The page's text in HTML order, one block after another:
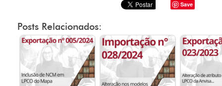
Save
Posts Relacionados: